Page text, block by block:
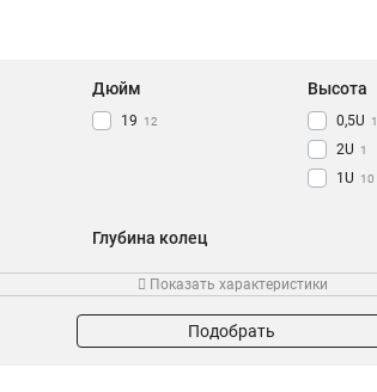
Дюйм
19 12
Высота
0,5U 1
2U 1
1U 10
Глубина колец
80мм 2
53мм 2
Показать характеристики
Подобрать